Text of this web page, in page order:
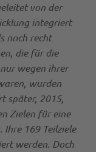
von der
integriert
noch recht
die für die
wegen ihrer
wurden
später, 2015,
Zielen für eine
169 Teilziele
werden. Doch